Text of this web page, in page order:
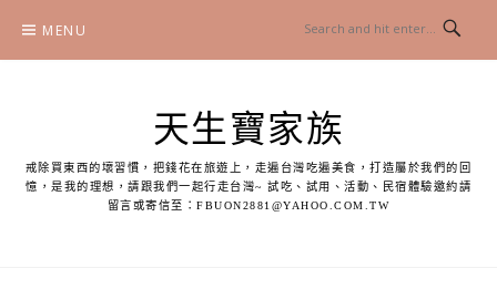
content
MENU
天生寶家族
戒除買東西的壞習慣，把錢花在旅遊上，走遍台灣吃遍美食，打造屬於我們的回
憶，是我的理想，請跟我們一起行走台灣~ 試吃、試用、活動、民宿體驗邀約請
留言或寄信至：FBUON2881@YAHOO.COM.TW